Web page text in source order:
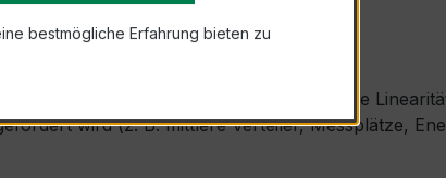
hohe Zuverlässigkeit und exzellente
wird (z. B. mittlere Verteiler, Messplätze,
bestmögliche Erfahrung bieten zu